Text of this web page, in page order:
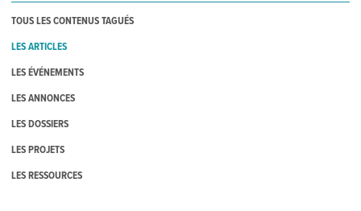
TOUS LES CONTENUS TAGUÉS
LES ARTICLES
LES ÉVÉNEMENTS
LES ANNONCES
LES DOSSIERS
LES PROJETS
LES RESSOURCES